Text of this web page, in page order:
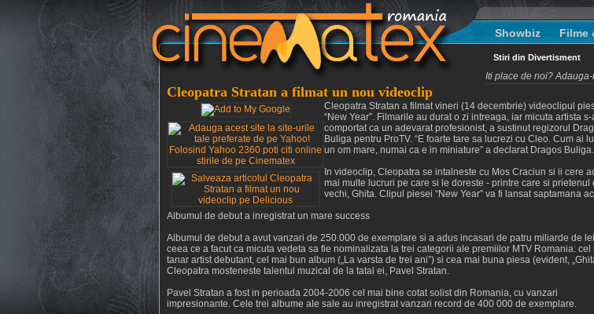
Showbiz Filme
Stiri din Divertisment
Iti place de noi?
Cleopatra Stratan a filmat un nou videoclip
Cleopatra Stratan a filmat vineri (14 decembrie) videoclipul
“New Year”. Filmarile au durat o zi intreaga, iar micuta artista s-
comportat ca un adevarat profesionist, a sustinut regizorul
Buliga pentru ProTV. “E foarte tare sa lucrezi cu Cleo. Cum ai
un om mare, numai ca e in miniature” a declarat Dragos Buliga.
In videoclip, Cleopatra se intalneste cu Mos Craciun si ii cere
mai multe lucruri pe care si le doreste - printre care si prietenul
vechi, Ghita. Clipul piesei “New Year” va fi lansat saptamana
Albumul de debut a inregistrat un mare success
Albumul de debut a avut vanzari de 250.000 de exemplare si a adus incasari de patru miliarde de
ceea ce a facut ca micuta vedeta sa fie nominalizata la trei categorii ale premiilor MTV Romania: cel
tanar artist debutant, cel mai bun album („La varsta de trei ani”) si cea mai buna piesa (evident,
Cleopatra mosteneste talentul muzical de la tatal ei, Pavel Stratan.
Pavel Stratan a fost in perioada 2004-2006 cel mai bine cotat solist din Romania, cu vanzari
impresionante. Cele trei albume ale sale au inregistrat vanzari record de 400 000 de exemplare.